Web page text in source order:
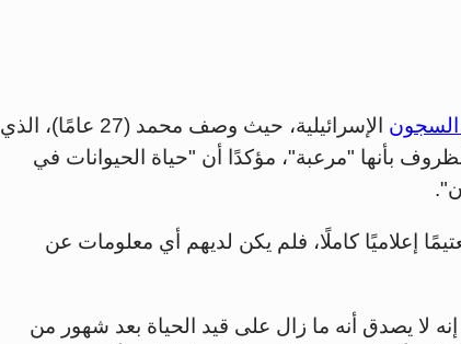
السجون
الإسرائيلية، حيث وصف محمد (27 عامًا)، الذي
بأنها "مرعبة"، مؤكدًا أن "حياة الحيوانات في
إعلاميًا كاملًا، فلم يكن لديهم أي معلومات عن
حريته، إنه لا يصدق أنه ما زال على قيد الحياة بعد شهور من